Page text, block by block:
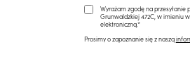
Wyrażam zgodę na przesyłanie
Grunwaldzkiej 472C, w imieniu
elektroniczną.*
Prosimy o zapoznanie się z naszą